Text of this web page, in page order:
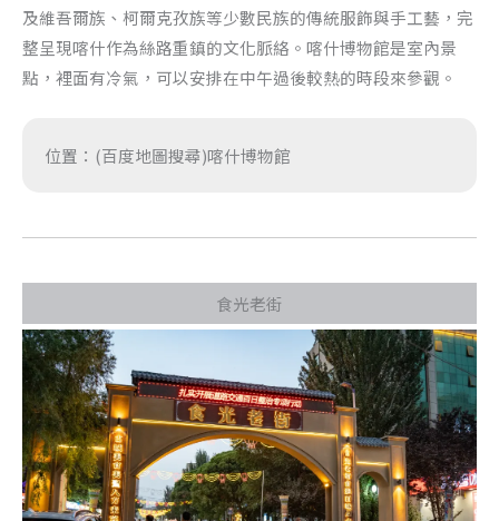
及維吾爾族、柯爾克孜族等少數民族的傳統服飾與手工藝，完
整呈現喀什作為絲路重鎮的文化脈絡。喀什博物館是室內景
點，裡面有冷氣，可以安排在中午過後較熱的時段來參觀。
位置：(百度地圖搜尋)喀什博物館
食光老街